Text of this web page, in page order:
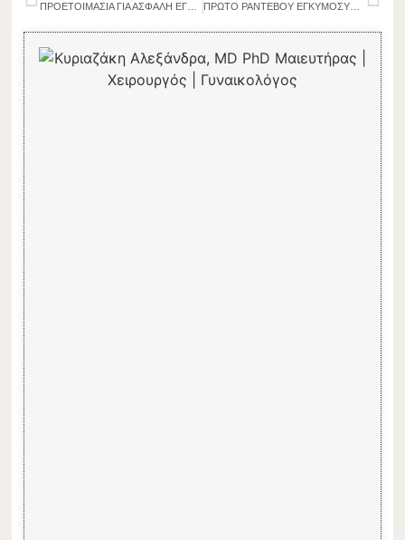
ΠΡΩΤΟ ΡΑΝΤΕΒΟΥ ΕΓΚΥΜΟΣΥΝΗΣ ΣΤΗ ΘΕΣΣΑΛΟΝΙΚΗ: ΤΙ ΠΕΡΙΛΑΜΒΑΝΕΙ ΚΑΙ ΠΩΣ ΘΕΤΕΙ ΤΙΣ ΒΑΣΕΙΣ ΓΙΑ ΑΣΦΑΛΗ ΚΥΗΣΗ